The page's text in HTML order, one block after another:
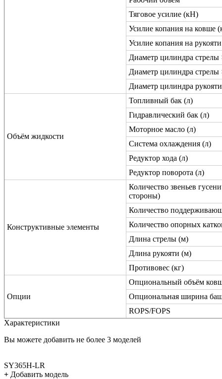
Тяговое усилие (кН)
Усилие копания на ковше
Усилие копания на
Диаметр цилиндра
Диаметр цилиндра
Диаметр цилиндра
Объём жидкости
Топливный бак (л)
Гидравлический бак (л)
Моторное масло (л)
Система охлаждения (л)
Редуктор хода (л)
Редуктор поворота (л)
Конструктивные элементы
Количество звеньев
стороны)
Количество
Количество опорных
Длина стрелы (м)
Длина рукояти (м)
Противовес (кг)
Опции
Опциональный объём
Опциональная ширина
ROPS/FOPS
Характеристики
Вы можете добавить не более 3 моделей
SY365H-LR
+ Добавить модель